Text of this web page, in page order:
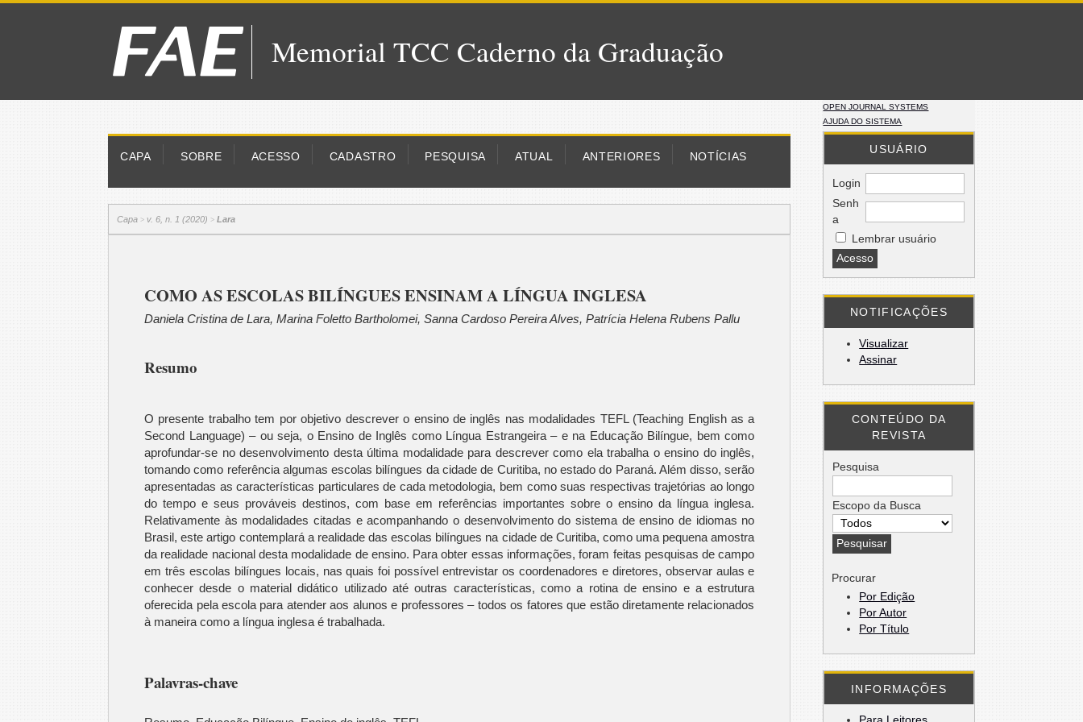
Memorial TCC Caderno da Graduação
OPEN JOURNAL SYSTEMS
AJUDA DO SISTEMA
USUÁRIO
Login
Senh
a
Lembrar usuário
NOTIFICAÇÕES
Visualizar
Assinar
CONTEÚDO DA
REVISTA
Pesquisa
Escopo da Busca
Procurar
Por Edição
Por Autor
Por Título
INFORMAÇÕES
CAPA SOBRE ACESSO CADASTRO PESQUISA ATUAL ANTERIORES NOTÍCIAS
Capa >v. 6, n. 1 (2020) >Lara
COMO AS ESCOLAS BILÍNGUES ENSINAM A LÍNGUA INGLESA
Daniela Cristina de Lara, Marina Foletto Bartholomei, Sanna Cardoso Pereira Alves, Patrícia Helena Rubens Pallu
Resumo
O presente trabalho tem por objetivo descrever o ensino de inglês nas modalidades TEFL (Teaching English as a
Second Language) – ou seja, o Ensino de Inglês como Língua Estrangeira – e na Educação Bilíngue, bem como
aprofundar-se no desenvolvimento desta última modalidade para descrever como ela trabalha o ensino do inglês,
tomando como referência algumas escolas bilíngues da cidade de Curitiba, no estado do Paraná. Além disso, serão
apresentadas as características particulares de cada metodologia, bem como suas respectivas trajetórias ao longo
do tempo e seus prováveis destinos, com base em referências importantes sobre o ensino da língua inglesa.
Relativamente às modalidades citadas e acompanhando o desenvolvimento do sistema de ensino de idiomas no
Brasil, este artigo contemplará a realidade das escolas bilíngues na cidade de Curitiba, como uma pequena amostra
da realidade nacional desta modalidade de ensino. Para obter essas informações, foram feitas pesquisas de campo
em três escolas bilíngues locais, nas quais foi possível entrevistar os coordenadores e diretores, observar aulas e
conhecer desde o material didático utilizado até outras características, como a rotina de ensino e a estrutura
oferecida pela escola para atender aos alunos e professores – todos os fatores que estão diretamente relacionados
à maneira como a língua inglesa é trabalhada.
Palavras-chave